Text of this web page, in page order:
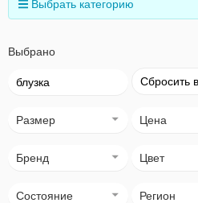
Выбрать категорию
Выбрано
блузка Сбросить
Размер Цена
Бренд Цвет
Состояние Регион